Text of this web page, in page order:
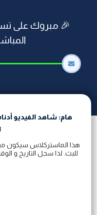
🎉 مبروك على
المباشر
هام: شاهد الفيديو
هذا الماستركلاس سيكون
للبث. لذا سجل التاريخ و